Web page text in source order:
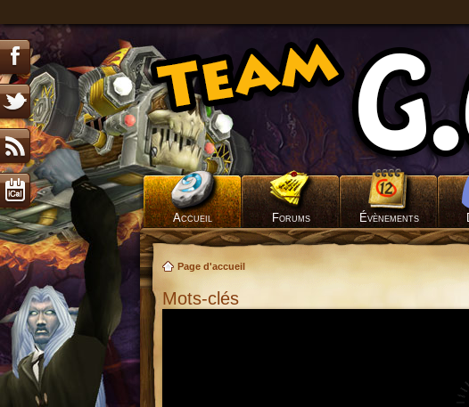
Accueil Forums Évènements
Page d'accueil
Mots-clés